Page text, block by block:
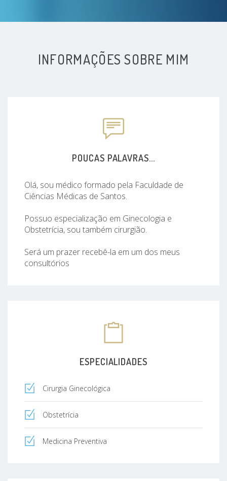
INFORMAÇÕES SOBRE MIM
POUCAS PALAVRAS...
Olá, sou médico formado pela Faculdade de
Ciências Médicas de Santos.
Possuo especialização em Ginecologia e
Obstetrícia, sou também cirurgião.
Será um prazer recebê-la em um dos meus
consultórios
ESPECIALIDADES
Cirurgia Ginecológica
Obstetrícia
Medicina Preventiva